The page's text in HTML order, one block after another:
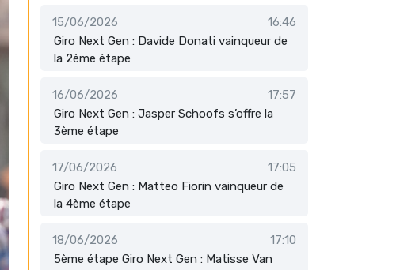
15/06/2026
16:46
Giro Next Gen : Davide Donati vainqueur de
la 2ème étape
16/06/2026
17:57
Giro Next Gen : Jasper Schoofs s’offre la
3ème étape
17/06/2026
17:05
Giro Next Gen : Matteo Fiorin vainqueur de
la 4ème étape
18/06/2026
17:10
5ème étape Giro Next Gen : Matisse Van